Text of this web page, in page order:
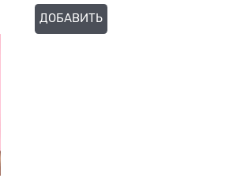
ДОБАВИТЬ